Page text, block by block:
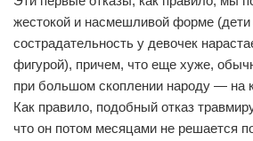
жестокой и насмешливой форме (дети
сострадательность у девочек
фигурой), причем, что еще хуже,
при большом скоплении народу — на
Как правило, подобный отказ
что он потом месяцами не решается